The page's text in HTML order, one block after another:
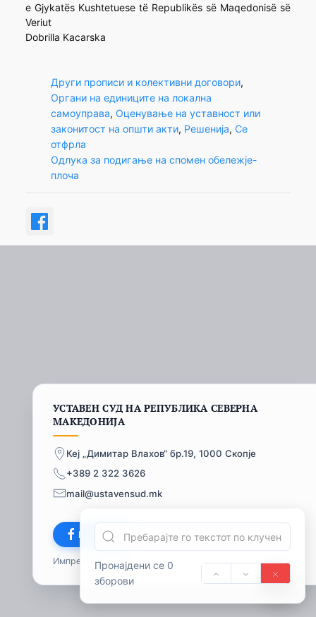
Пронајдени се 0
зборови
e Gjykatës Kushtetuese të Republikës së Maqedonisë së
Veriut
Dobrilla Kacarska
Други прописи и колективни договори
Органи на единиците на локална
самоуправа, Оценување на уставност или
законитост на општи акти, Решенија, Се
отфрла
Одлука за подигање на спомен обележје-
плоча
УСТАВЕН СУД НА РЕПУБЛИКА СЕВЕРНА
МАКЕДОНИЈА
Кеј „Димитар Влахов“ бр.19, 1000 Скопје
+389 2 322 3626
mail@ustavensud.mk
Facebook
Импресум© 2026